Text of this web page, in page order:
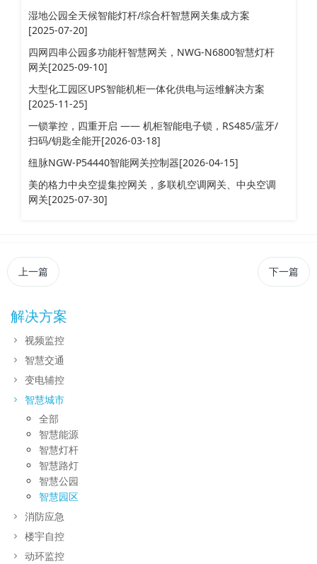
湿地公园全天候智能灯杆/综合杆智慧网关集成方案
[2025-07-20]
四网四串公园多功能杆智慧网关，NWG-N6800智慧灯杆
网关[2025-09-10]
大型化工园区UPS智能机柜一体化供电与运维解决方案
[2025-11-25]
一锁掌控，四重开启 —— 机柜智能电子锁，RS485/蓝牙/
扫码/钥匙全能开[2026-03-18]
纽脉NGW-P54440智能网关控制器[2026-04-15]
美的格力中央空提集控网关，多联机空调网关、中央空调
网关[2025-07-30]
上一篇 下一篇
解决方案
视频监控
智慧交通
变电辅控
智慧城市
全部
智慧能源
智慧灯杆
智慧路灯
智慧公园
智慧园区
消防应急
楼宇自控
动环监控